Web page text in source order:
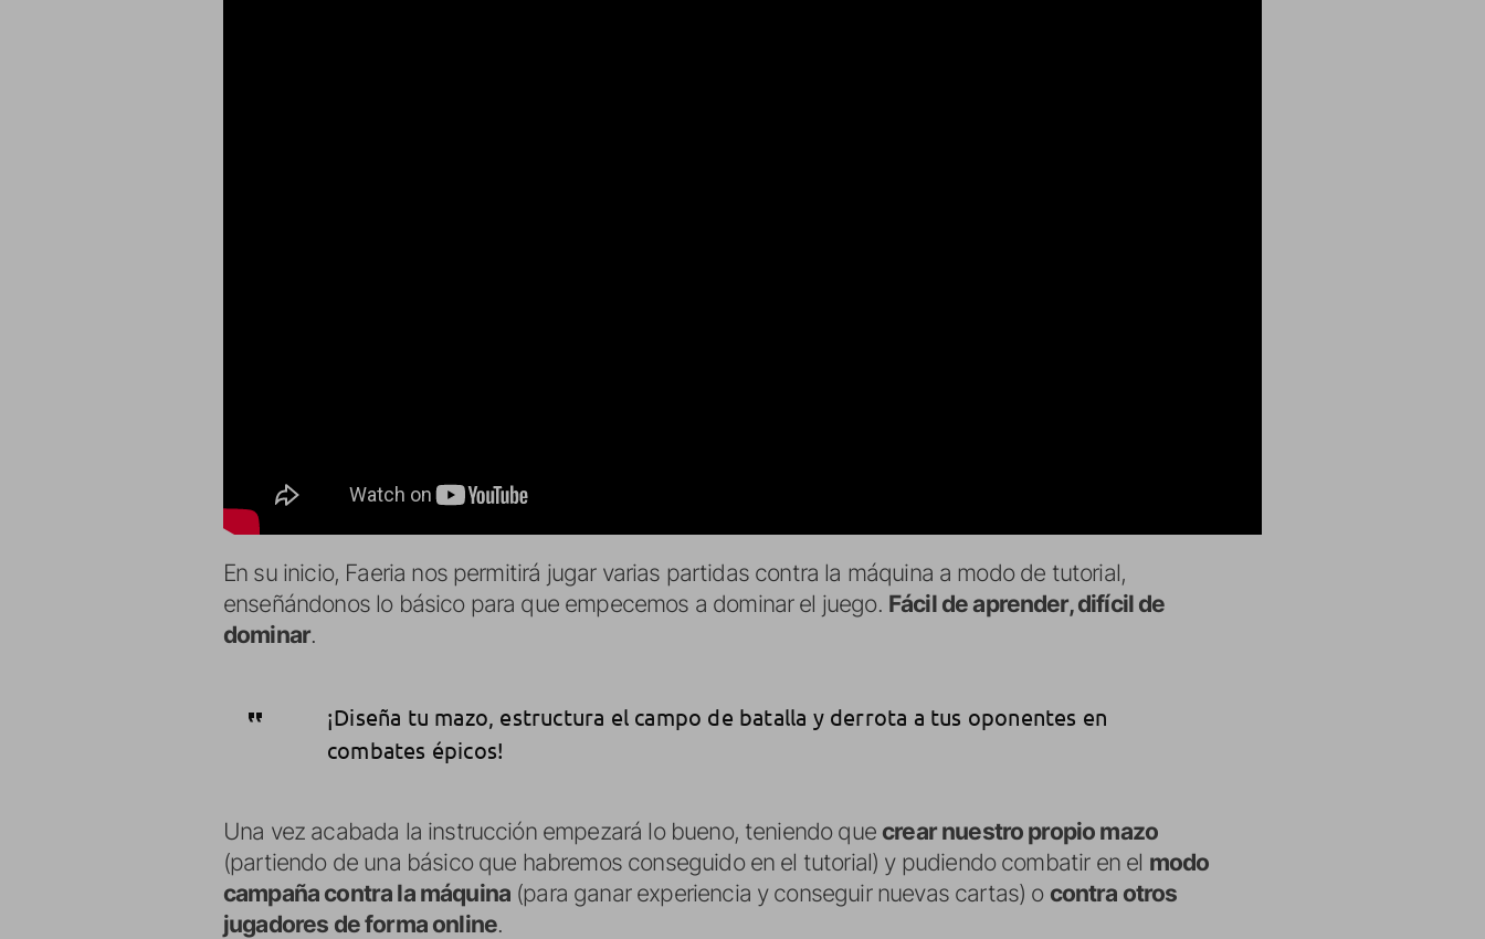
En su inicio, Faeria nos permitirá jugar varias partidas contra la máquina a modo de tutorial,
enseñándonos lo básico para que empecemos a dominar el juego. Fácil de aprender, difícil de
dominar.
¡Diseña tu mazo, estructura el campo de batalla y derrota a tus oponentes en
combates épicos!
Una vez acabada la instrucción empezará lo bueno, teniendo que crear nuestro propio mazo
(partiendo de una básico que habremos conseguido en el tutorial) y pudiendo combatir en el modo
campaña contra la máquina (para ganar experiencia y conseguir nuevas cartas) o contra otros
jugadores de forma online.